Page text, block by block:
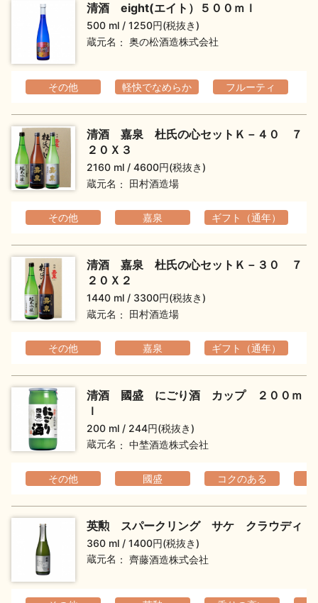
季節の商品 イベント情報
美味しい地酒の選び方
地酒蔵元会とは
お問い合わせ
清酒 eight(エイト）５００ｍｌ
500 ml
1250円(税抜き)
蔵元名
奥の松酒造株式会社
その他 軽快でなめらか フルーティ
清酒 嘉泉 杜氏の心セットＫ－４０ ７
２０Ｘ３
2160 ml
4600円(税抜き)
蔵元名
田村酒造場
その他 嘉泉 ギフト（通年）
清酒 嘉泉 杜氏の心セットＫ－３０ ７
２０Ｘ２
1440 ml
3300円(税抜き)
蔵元名
田村酒造場
その他 嘉泉 ギフト（通年）
清酒 國盛 にごり酒 カップ ２００ｍ
ｌ
200 ml
244円(税抜き)
蔵元名
中埜酒造株式会社
その他 國盛 コクのある
英勲 スパークリング サケ クラウディ
360 ml
1400円(税抜き)
蔵元名
齊藤酒造株式会社